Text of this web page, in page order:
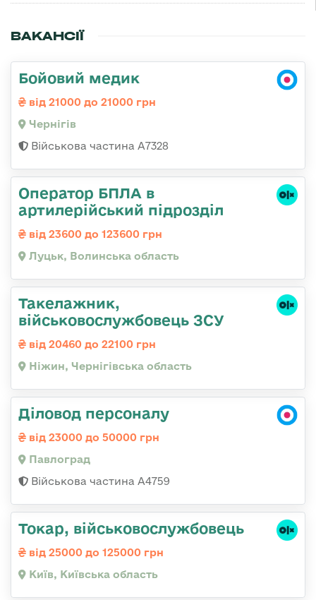
ВАКАНСІЇ
Бойовий медик
від 21000 до 21000 грн
Чернігів
Військова частина А7328
Оператор БПЛА в
артилерійський підрозділ
від 23600 до 123600 грн
Луцьк, Волинська область
Такелажник,
військовослужбовець ЗСУ
від 20460 до 22100 грн
Ніжин, Чернігівська область
Діловод персоналу
від 23000 до 50000 грн
Павлоград
Військова частина А4759
Токар, військовослужбовець
від 25000 до 125000 грн
Київ, Київська область